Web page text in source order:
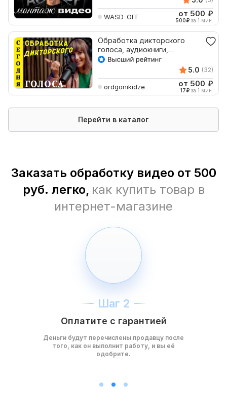
WASD-OFF от 500 ₽
500₽ за 1 мин.
Обработка дикторского
голоса, аудиокниги,
подкасты: аудио и видео
5.0 (32)
ordgonikidze от 500 ₽
17₽ за 1 мин.
Перейти в каталог
Заказать обработку видео от 500
руб. легко, как купить товар в
интернет-магазине
Шаг 2
Оплатите с гарантией
Деньги будут перечислены продавцу после
того, как он выполнит работу, и вы её
одобрите.